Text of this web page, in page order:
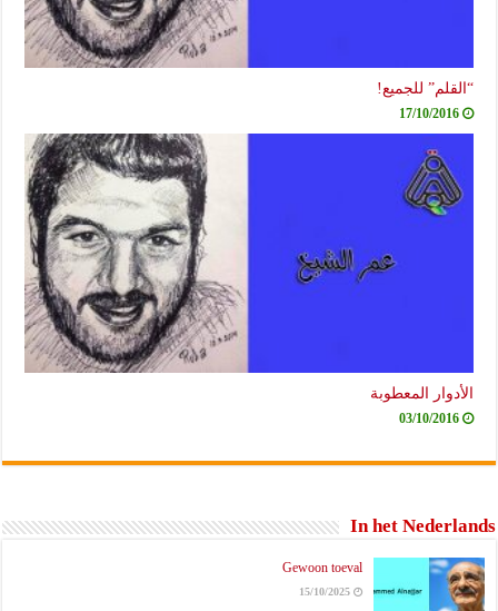
“القلم” للجميع!
17/10/2016
الأدوار المعطوبة
03/10/2016
In het Nederlands
Gewoon toeval
15/10/2025